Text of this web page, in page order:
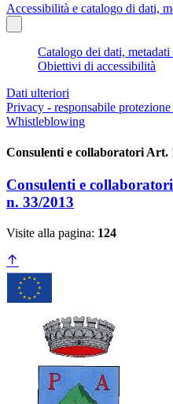
Accessibilità e catalogo di dati,
Catalogo dei dati,
Obiettivi di accessibilità
Dati ulteriori
Privacy - responsabile protezione
Whistleblowing
Consulenti e collaboratori Art.
Consulenti e
n. 33/2013
Visite alla pagina: 124